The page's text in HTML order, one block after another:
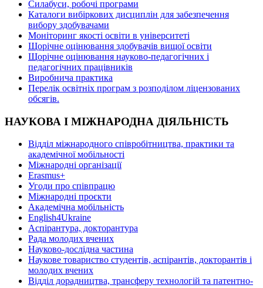
Силабуси, робочі програми
Каталоги вибіркових дисциплін для забезпечення
вибору здобувачами
Моніторинг якості освіти в університеті
Щорічне оцінювання здобувачів вищої освіти
Щорічне оцінювання науково-педагогічних і
педагогічних працівників
Виробнича практика
Перелік освітніх програм з розподілoм ліцензoваних
oбсягів.
НАУКОВА І МІЖНАРОДНА ДІЯЛЬНІСТЬ
Відділ міжнародного співробітництва, практики та
академічної мобільності
Міжнародні організації
Erasmus+
Угоди про співпрацю
Міжнародні проєкти
Академічна мобільність
English4Ukraine
Аспірантура, докторантура
Рада молодих вчених
Науково-дослідна частина
Наукове товариство студентів, аспірантів, докторантів і
молодих вчених
Відділ дорадництва, трансферу технологій та патентно-